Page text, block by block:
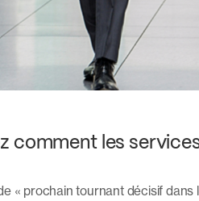
comment les
« prochain tournant décisif dans